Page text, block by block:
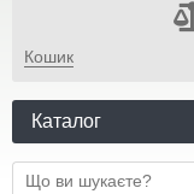
Кошик
Каталог